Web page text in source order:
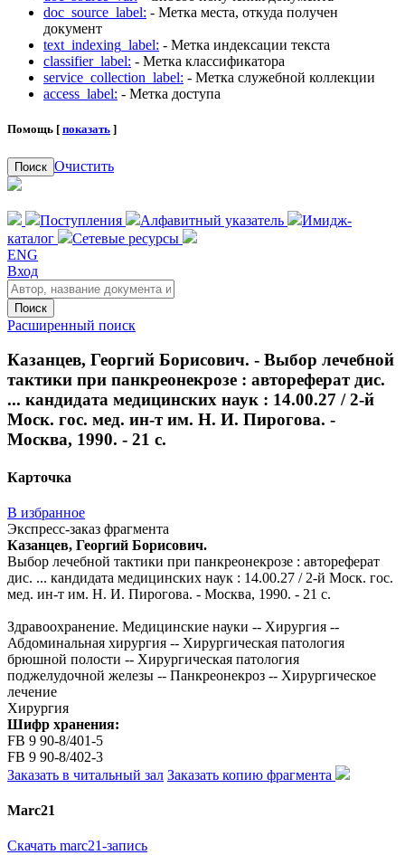
doc_source_label: - Метка места, откуда получен
документ
text_indexing_label: - Метка индексации текста
classifier_label: - Метка классификатора
service_collection_label: - Метка служебной коллекции
access_label: - Метка доступа
Помощь [ показать ]
Поиск Очистить
Поступления Алфавитный указатель
Имидж-
каталог
Сетевые ресурсы
ENG
Вход
Поиск
Расширенный поиск
Казанцев, Георгий Борисович. - Выбор лечебной
тактики при панкреонекрозе : автореферат дис.
... кандидата медицинских наук : 14.00.27 / 2-й
Моск. гос. мед. ин-т им. Н. И. Пирогова. -
Москва, 1990. - 21 с.
Карточка
В избранное
Экспресс-заказ фрагмента
Казанцев, Георгий Борисович.
Выбор лечебной тактики при панкреонекрозе : автореферат
дис. ... кандидата медицинских наук : 14.00.27 / 2-й Моск. гос.
мед. ин-т им. Н. И. Пирогова. - Москва, 1990. - 21 с.
Здравоохранение. Медицинские науки -- Хирургия --
Абдоминальная хирургия -- Хирургическая патология
брюшной полости -- Хирургическая патология
поджелудочной железы -- Панкреонекроз -- Хирургическое
лечение
Хирургия
Шифр хранения:
FB 9 90-8/401-5
FB 9 90-8/402-3
Заказать в читальный зал Заказать копию фрагмента
Marc21
Скачать marc21-запись